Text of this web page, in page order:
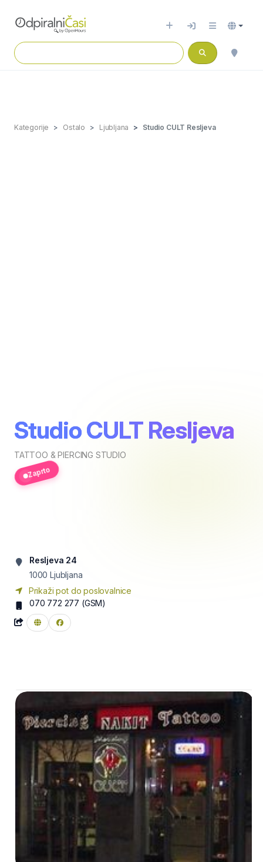
Kategorije Ostalo Ljubljana Studio CULT Resljeva
Studio CULT Resljeva
TATTOO & PIERCING STUDIO
Zaprto
Resljeva 24
1000 Ljubljana
Prikaži pot do poslovalnice
070 772 277 (GSM)